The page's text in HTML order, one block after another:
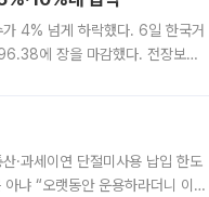
4% 넘게 하락했다. 6일 한국거
에 장을 마감했다. 전장보다
·과세이연 단절미사용 납입 한도
냐 “오랫동안 운용하라더니 이제